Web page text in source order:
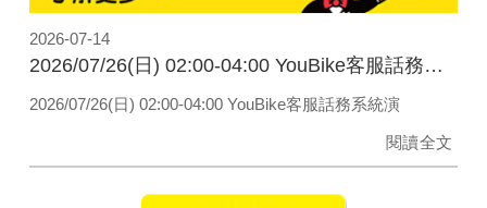
2026-07-14
2026/07/26(日) 02:00-04:00 YouBike客服話務系統演練
2026/07/26(日) 02:00-04:00 YouBike客服話務系統演
閱讀全文